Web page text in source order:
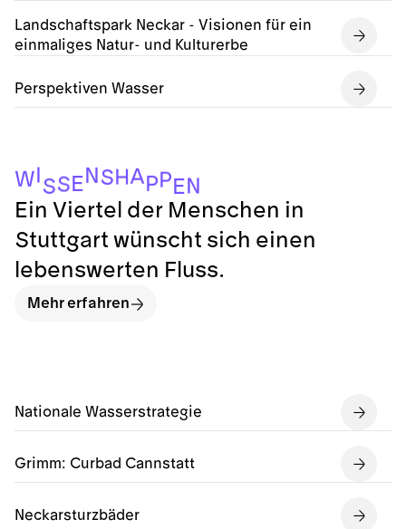
Landschaftspark Neckar - Visionen für ein
einmaliges Natur- und Kulturerbe
Perspektiven Wasser
Nationale Wasserstrategie
Grimm: Curbad Cannstatt
Neckarsturzbäder
WISS E N SHA P PEN
Ein Viertel der Menschen in
Stuttgart wünscht sich einen
lebenswerten Fluss.
Mehr erfahren